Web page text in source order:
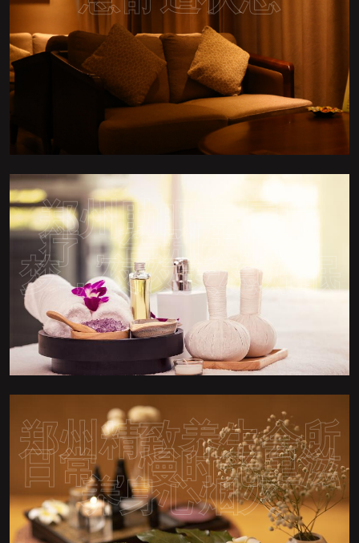
郑州助眠专属足
疗，告别失眠多
梦，夜夜安稳好眠
郑州精致养生会所
日常，慢时光里滋
养身心烟火